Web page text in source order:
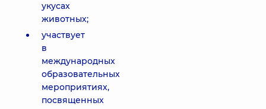
укусах
животных;
участвует
в
международных
образовательных
мероприятиях,
посвященных